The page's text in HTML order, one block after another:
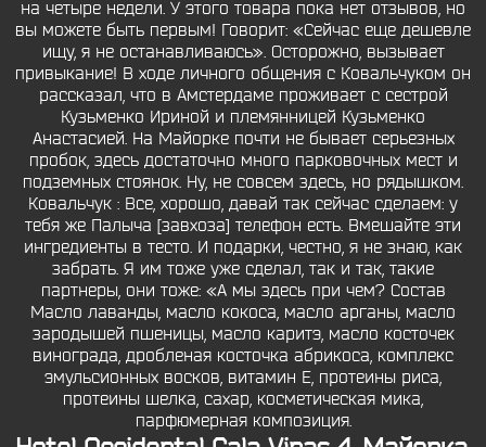
на четыре недели. У этого товара пока нет отзывов, но
вы можете быть первым! Говорит: «Сейчас еще дешевле
ищу, я не останавливаюсь». Осторожно, вызывает
привыкание! В ходе личного общения с Ковальчуком он
рассказал, что в Амстердаме проживает с сестрой
Кузьменко Ириной и племянницей Кузьменко
Анастасией. На Майорке почти не бывает серьезных
пробок, здесь достаточно много парковочных мест и
подземных стоянок. Ну, не совсем здесь, но рядышком.
Ковальчук : Все, хорошо, давай так сейчас сделаем: у
тебя же Палыча [завхоза] телефон есть. Вмешайте эти
ингредиенты в тесто. И подарки, честно, я не знаю, как
забрать. Я им тоже уже сделал, так и так, такие
партнеры, они тоже: «А мы здесь при чем? Состав
Масло лаванды, масло кокоса, масло арганы, масло
зародышей пшеницы, масло каритэ, масло косточек
винограда, дробленая косточка абрикоса, комплекс
эмульсионных восков, витамин Е, протеины риса,
протеины шелка, сахар, косметическая мика,
парфюмерная композиция.